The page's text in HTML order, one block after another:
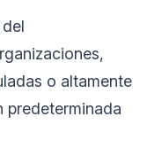
o altamente
predeterminada